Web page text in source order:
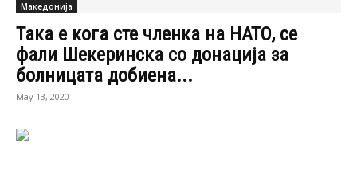
Македонија
Така е кога сте членка на НАТО, се
фали Шекеринска со донација за
болницата добиена...
May 13, 2020